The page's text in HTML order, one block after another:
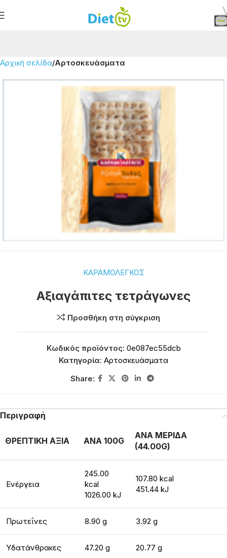
Αρχική σελίδα Αρτοσκευάσματα
ΚΑΡΑΜΟΛΕΓΚΟΣ
Αξιαγάπιτες τετράγωνες
Προσθήκη στη σύγκριση
Κωδικός προϊόντος: 0e087ec55dcb
Κατηγορία: Αρτοσκευάσματα
Share:
Περιγραφή
ΘΡΕΠΤΙΚΗ ΑΞΙΑ ΑΝΑ 100G
ΑΝΑ ΜΕΡΙΔΑ
(44.00G)
Ενέργεια
245.00
kcal
1026.00 kJ
107.80 kcal
451.44 kJ
Πρωτεΐνες 8.90 g 3.92 g
Υδατάνθρακες 47.20 g 20.77 g